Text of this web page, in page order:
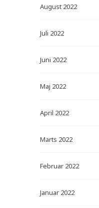
August 2022
Juli 2022
Juni 2022
Maj 2022
April 2022
Marts 2022
Februar 2022
Januar 2022